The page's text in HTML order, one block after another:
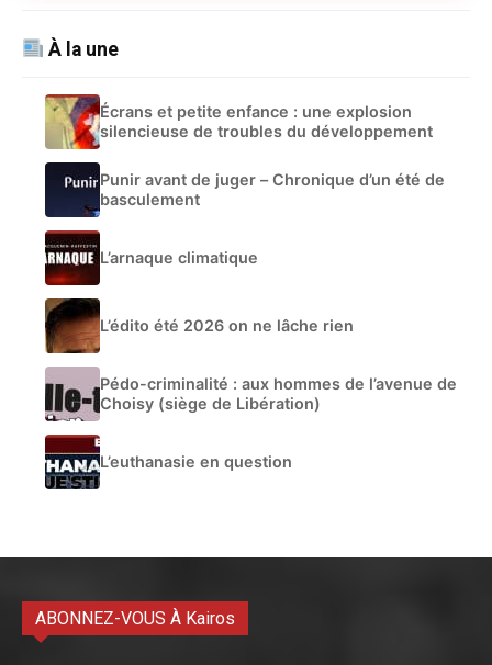
À la une
Écrans et petite enfance : une explosion
silencieuse de troubles du développement
Punir avant de juger – Chronique d’un été de
basculement
L’arnaque climatique
L’édito été 2026 on ne lâche rien
Pédo-criminalité : aux hommes de l’avenue de
Choisy (siège de Libération)
L’euthanasie en question
ABONNEZ-VOUS À Kairos